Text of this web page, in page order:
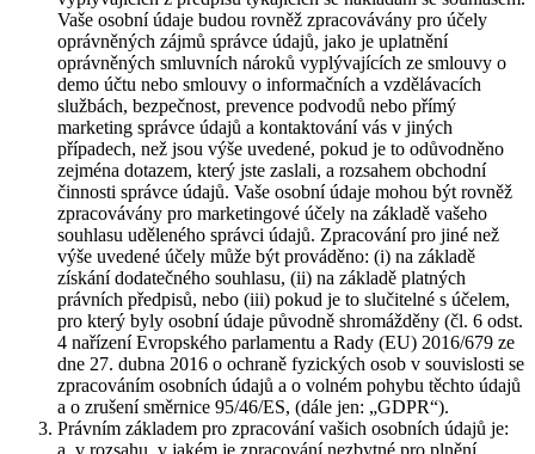
Vaše osobní údaje budou rovněž zpracovávány pro účely
oprávněných zájmů správce údajů, jako je uplatnění
oprávněných smluvních nároků vyplývajících ze smlouvy o
demo účtu nebo smlouvy o informačních a vzdělávacích
službách, bezpečnost, prevence podvodů nebo přímý
marketing správce údajů a kontaktování vás v jiných
případech, než jsou výše uvedené, pokud je to odůvodněno
zejména dotazem, který jste zaslali, a rozsahem obchodní
činnosti správce údajů. Vaše osobní údaje mohou být rovněž
zpracovávány pro marketingové účely na základě vašeho
souhlasu uděleného správci údajů. Zpracování pro jiné než
výše uvedené účely může být prováděno: (i) na základě
získání dodatečného souhlasu, (ii) na základě platných
právních předpisů, nebo (iii) pokud je to slučitelné s účelem,
pro který byly osobní údaje původně shromážděny (čl. 6 odst.
4 nařízení Evropského parlamentu a Rady (EU) 2016/679 ze
dne 27. dubna 2016 o ochraně fyzických osob v souvislosti se
zpracováním osobních údajů a o volném pohybu těchto údajů
a o zrušení směrnice 95/46/ES, (dále jen: „GDPR“).
Právním základem pro zpracování vašich osobních údajů je:
a. v rozsahu, v jakém je zpracování nezbytné pro plnění